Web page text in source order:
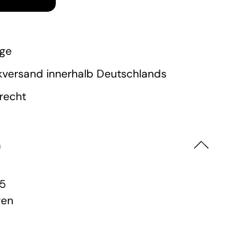
innerhalb Deutschlands